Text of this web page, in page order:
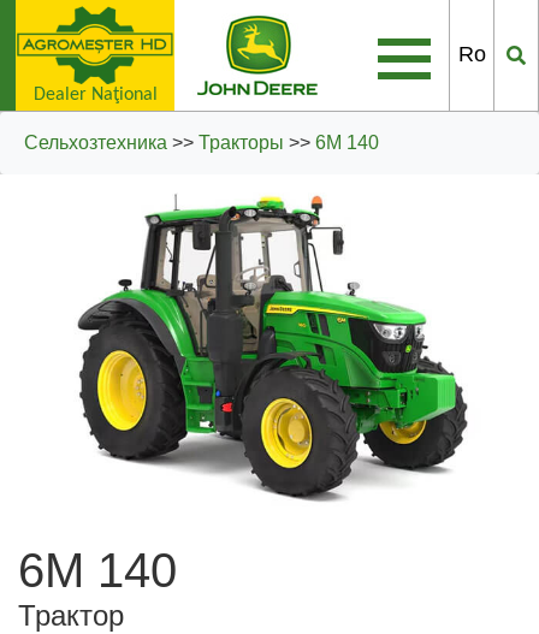
Dealer Naţional
Ro
Сельхозтехника >> Тракторы >> 6M 140
6M 140
Трактор